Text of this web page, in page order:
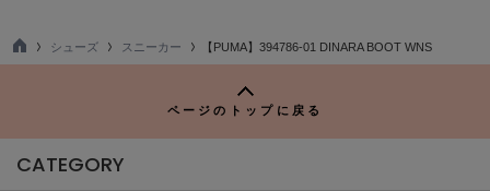
ネズ
ナウンス
TO
シューズ スニーカー 【PUMA】394786-01 DINARA BOOT WNS
ページのトップに戻る
CATEGORY